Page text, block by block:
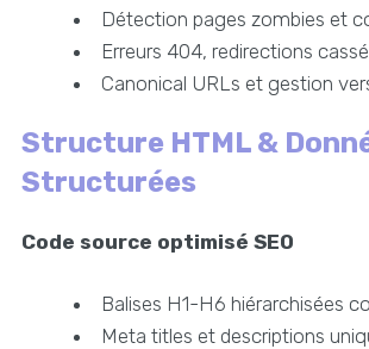
Détection pages zombies et
Erreurs 404, redirections
Canonical URLs et gestion
Structure HTML &
Structurées
Code source optimisé SEO
Balises H1-H6 hiérarchisées
Meta titles et descriptions